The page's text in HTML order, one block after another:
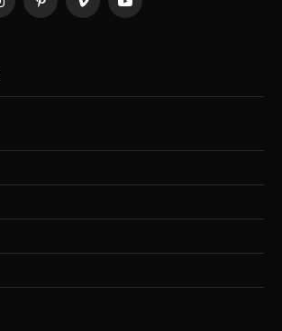
PinterestVimeo YouTube